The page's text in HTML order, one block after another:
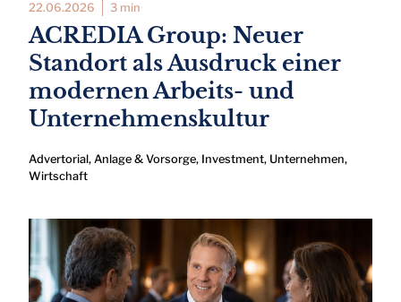
22.06.2026 3 min
ACREDIA Group: Neuer
Standort als Ausdruck einer
modernen Arbeits- und
Unternehmenskultur
Advertorial, Anlage & Vorsorge, Investment, Unternehmen,
Wirtschaft